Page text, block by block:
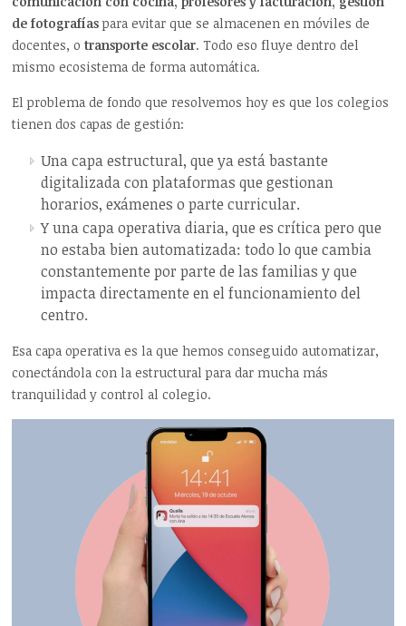
de fotografíaspara evitar que se almacenen en móviles de
docentes, otransporte escolar. Todo eso fluye dentro del
mismo ecosistema de forma automática.
El problema de fondo que resolvemos hoy es que los colegios
tienen dos capas de gestión:
Una capa estructural, que ya está bastante
digitalizada con plataformas que gestionan
horarios, exámenes o parte curricular.
Y una capa operativa diaria, que es crítica pero que
no estaba bien automatizada: todo lo que cambia
constantemente por parte de las familias y que
impacta directamente en el funcionamiento del
centro.
Esa capa operativa es la que hemos conseguido automatizar,
conectándola con la estructural para dar mucha más
tranquilidad y control al colegio.